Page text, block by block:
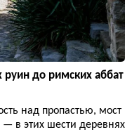
руин до римских аббат
над пропастью, мост
в этих шести деревнях